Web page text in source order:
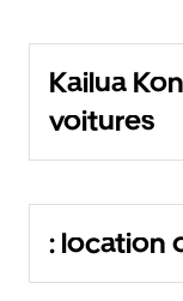
Kailua
voitures
: location